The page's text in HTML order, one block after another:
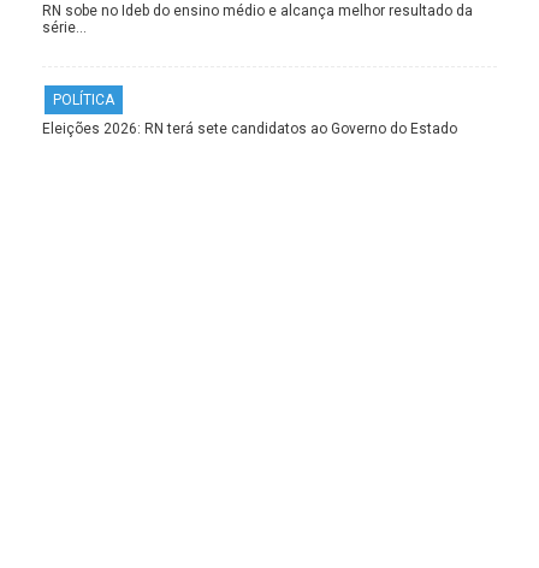
RN sobe no Ideb do ensino médio e alcança melhor resultado da
série…
POLÍTICA
Eleições 2026: RN terá sete candidatos ao Governo do Estado